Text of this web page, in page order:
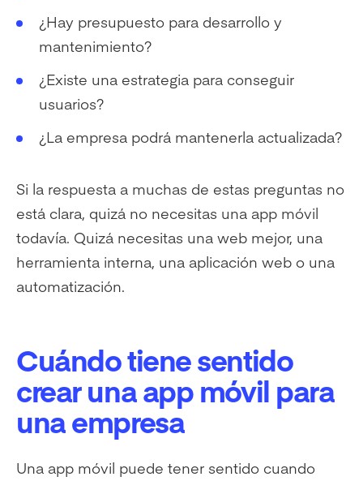
¿Hay presupuesto para desarrollo y
mantenimiento?
¿Existe una estrategia para conseguir
usuarios?
¿La empresa podrá mantenerla actualizada?
Si la respuesta a muchas de estas preguntas no
está clara, quizá no necesitas una app móvil
todavía. Quizá necesitas una web mejor, una
herramienta interna, una aplicación web o una
automatización.
Cuándo tiene sentido
crear una app móvil para
una empresa
Una app móvil puede tener sentido cuando